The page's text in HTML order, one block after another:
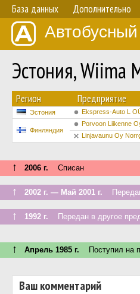
База данных Дополнительно
Эстония, Wiima
Регион Предприятие
Эстония Ekspress-Auto L
Финляндия
Porvoon Liikenne
Linjavaunu Oy
↑ 2006 г. Списан
↑ 2002 г. — Май 2001 г. Передан
↑ 1992 г. Передан в другое
↑ Апрель 1985 г. Поступил на
Ваш комментарий